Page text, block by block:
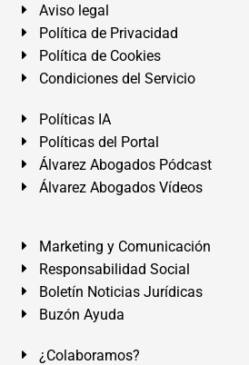
Aviso legal
Política de Privacidad
Política de Cookies
Condiciones del Servicio
Políticas IA
Políticas del Portal
Álvarez Abogados Pódcast
Álvarez Abogados Vídeos
Marketing y Comunicación
Responsabilidad Social
Boletín Noticias Jurídicas
Buzón Ayuda
¿Colaboramos?